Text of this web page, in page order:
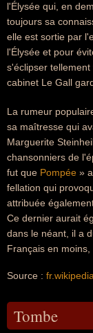
l'Élysée qui, en
toujours sa
elle est sortie par
l'Élysée et pour
s'éclipser
cabinet Le Gall
La rumeur
sa maîtresse qui
Marguerite
chansonniers de
fut que Pompée »
fellation qui
attribuée
Ce dernier aurait
dans le néant, il a
Français en
Source :
Tombe